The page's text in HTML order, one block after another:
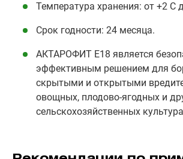
Температура хранения: от +2 С
Срок годности: 24 месяца.
АКТАРОФИТ Е18 является
эффективным решением для
скрытыми и открытыми
овощных, плодово-ягодных и
сельскохозяйственных